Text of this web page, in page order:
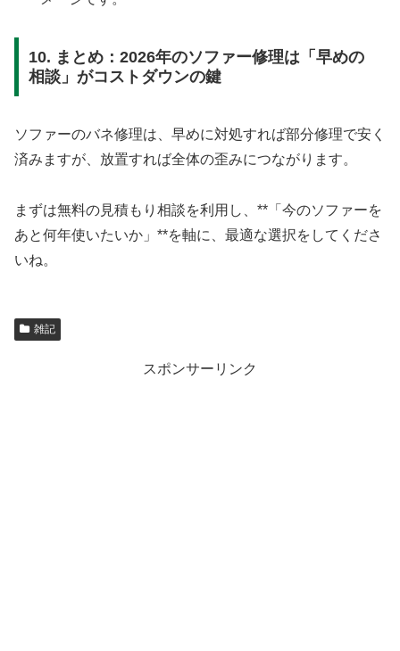
10. まとめ：2026年のソファー修理は「早めの
相談」がコストダウンの鍵
ソファーのバネ修理は、早めに対処すれば部分修理で安く
済みますが、放置すれば全体の歪みにつながります。
まずは無料の見積もり相談を利用し、**「今のソファーを
あと何年使いたいか」**を軸に、最適な選択をしてくださ
いね。
雑記
スポンサーリンク